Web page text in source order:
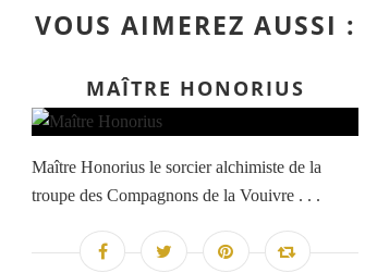
VOUS AIMEREZ AUSSI :
MAÎTRE HONORIUS
Maître Honorius le sorcier alchimiste de la
troupe des Compagnons de la Vouivre . . .